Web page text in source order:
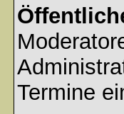
Termine